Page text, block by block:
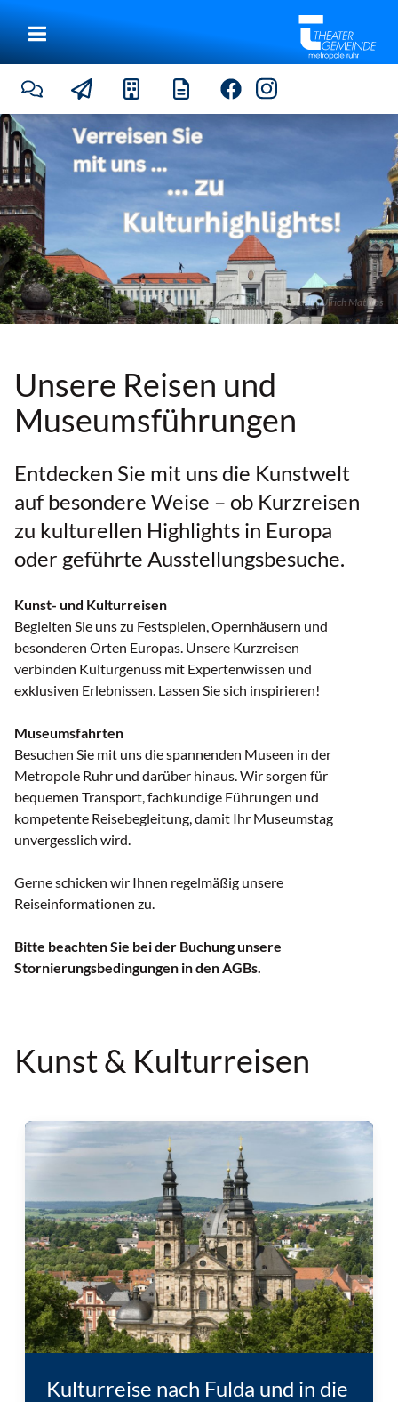
Mathildenhöhe Darmstadt | Ulrich Mathias
Unsere Reisen und
Museumsführungen
Entdecken Sie mit uns die Kunstwelt
auf besondere Weise – ob Kurzreisen
zu kulturellen Highlights in Europa
oder geführte Ausstellungsbesuche.
Kunst- und Kulturreisen
Begleiten Sie uns zu Festspielen, Opernhäusern und
besonderen Orten Europas. Unsere Kurzreisen
verbinden Kulturgenuss mit Expertenwissen und
exklusiven Erlebnissen. Lassen Sie sich inspirieren!
Museumsfahrten
Besuchen Sie mit uns die spannenden Museen in der
Metropole Ruhr und darüber hinaus. Wir sorgen für
bequemen Transport, fachkundige Führungen und
kompetente Reisebegleitung, damit Ihr Museumstag
unvergesslich wird.
Gerne schicken wir Ihnen regelmäßig unsere
Reiseinformationen zu.
Bitte beachten Sie bei der Buchung unsere
Stornierungsbedingungen in den AGBs.
Kunst & Kulturreisen
Kulturreise nach Fulda und in die